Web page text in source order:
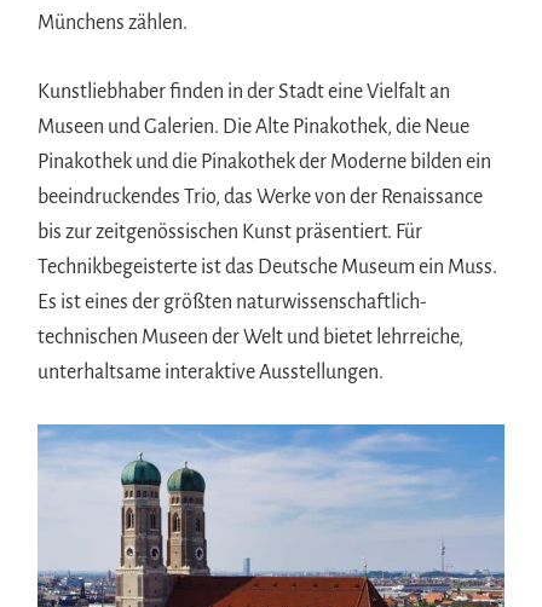
Münchens zählen.
Kunstliebhaber finden in der Stadt eine Vielfalt an
Museen und Galerien. Die Alte Pinakothek, die Neue
Pinakothek und die Pinakothek der Moderne bilden ein
beeindruckendes Trio, das Werke von der Renaissance
bis zur zeitgenössischen Kunst präsentiert. Für
Technikbegeisterte ist das Deutsche Museum ein Muss.
Es ist eines der größten naturwissenschaftlich-
technischen Museen der Welt und bietet lehrreiche,
unterhaltsame interaktive Ausstellungen.